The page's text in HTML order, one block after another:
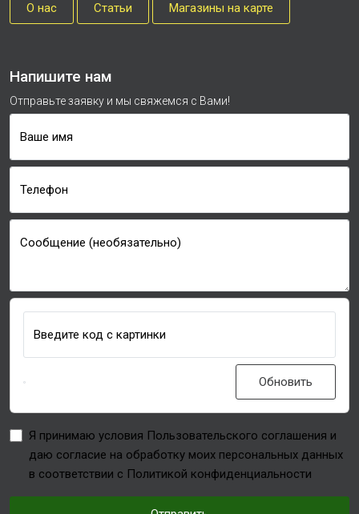
О нас Cтатьи Магазины на карте
Напишите нам
Отправьте заявку и мы свяжемся с Вами!
Ваше имя
Телефон
Сообщение (необязательно)
Введите код с картинки
Обновить
Я принимаю условия Пользовательского соглашения и
даю согласие на обработку моих персональных данных
в соответствии с Политикой конфиденциальности